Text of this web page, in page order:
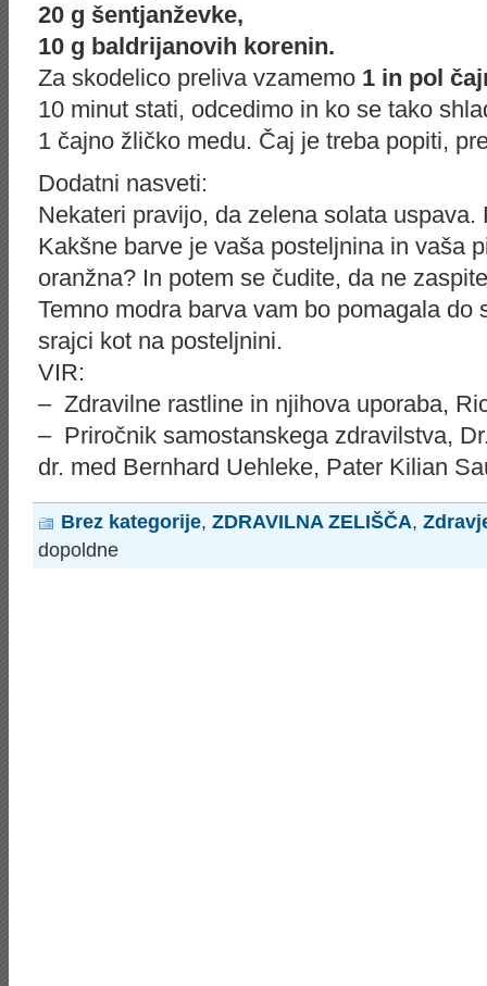
20 g šentjanževke,
10 g baldrijanovih korenin.
Za skodelico preliva vzamemo 1 in pol
10 minut stati, odcedimo in ko se tako
1 čajno žličko medu. Čaj je treba popiti,
Dodatni nasveti:
Nekateri pravijo, da zelena solata uspava.
Kakšne barve je vaša posteljnina in vaša
oranžna? In potem se čudite, da ne
Temno modra barva vam bo pomagala do
srajci kot na posteljnini.
VIR:
– Zdravilne rastline in njihova uporaba,
– Priročnik samostanskega zdravilstva,
dr. med Bernhard Uehleke, Pater Kilian
Brez kategorije, ZDRAVILNA ZELIŠČA,
dopoldne